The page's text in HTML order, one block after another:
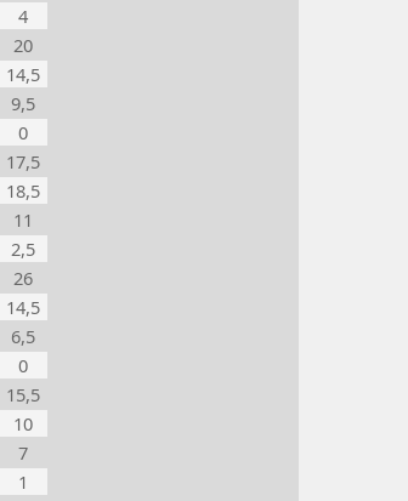
4
20
14,5
9,5
0
17,5
18,5
11
2,5
26
14,5
6,5
0
15,5
10
7
1